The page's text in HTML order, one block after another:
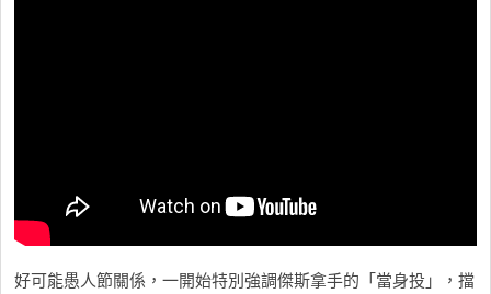
好可能愚人節關係，一開始特別強調傑斯拿手的「當身投」，擋